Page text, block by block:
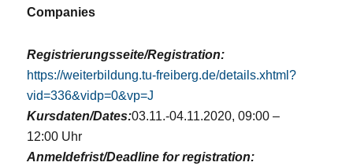
Companies
Registrierungsseite/Registration:
https://weiterbildung.tu-freiberg.de/details.xhtml?
vid=336&vidp=0&vp=J
Kursdaten/Dates:03.11.-04.11.2020, 09:00 –
12:00 Uhr
Anmeldefrist/Deadline for registration: